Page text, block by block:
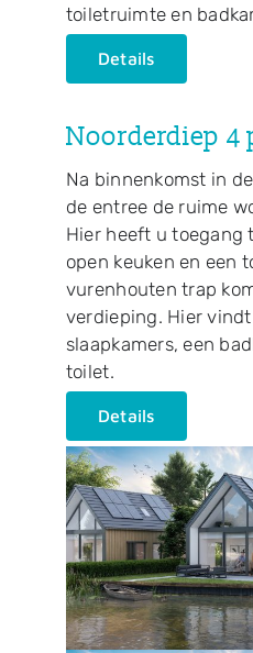
toiletruimte en
Details
Noorderdiep 4
Na binnenkomst in
de entree de ruime
Hier heeft u toegang
open keuken en een
vurenhouten trap
verdieping. Hier
slaapkamers, een
toilet.
Details